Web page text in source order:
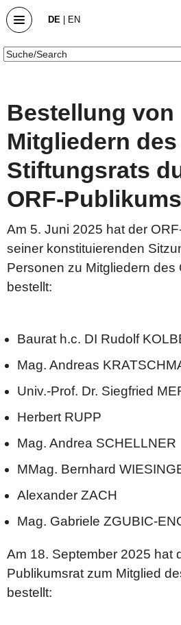
DE EN
Startseite
Public Value Bericht
Public Value Bericht 2025/26
Public Value Bericht 2024/
Public Value Bericht 2023/
Archiv
DialogForum
Schriftenreihen
TEXTE
STUDIE
Unternehmen
ORF-Geschäftsführung
Veröffentlichungen gem.
Veröffentlichung gem. Art 6
Medienfreiheitsgesetz
Recht & Grundlagen
Bestellung von
Mitgliedern des
Stiftungsrats
ORF-
Am 5. Juni 2025 hat der
seiner konstituierenden
Personen zu Mitgliedern des
bestellt:
Baurat h.c. DI Rudolf
Mag. Andreas
Univ.-Prof. Dr. Siegfried
Herbert RUPP
Mag. Andrea SCHELLNER
MMag. Bernhard
Alexander ZACH
Mag. Gabriele ZGUBIC-
Am 18. September 2025 hat
Publikumsrat zum Mitglied
bestellt: